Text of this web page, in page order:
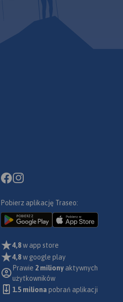
Pobierz aplikację Traseo:
4,8w app store
4,8w google play
Prawie 2 miliony aktywnych
użytkowników
1.5 miliona pobrań aplikacji